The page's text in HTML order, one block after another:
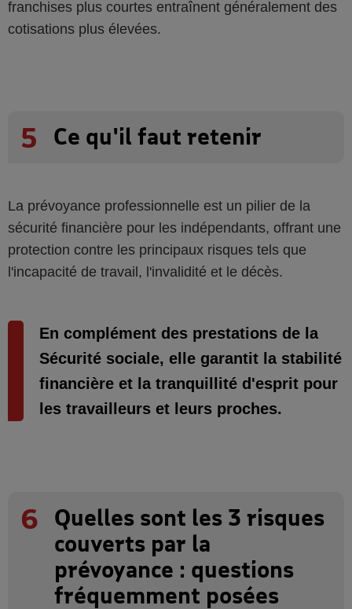
franchises plus courtes entraînent généralement des
cotisations plus élevées.
5 Ce qu'il faut retenir
La prévoyance professionnelle est un pilier de la
sécurité financière pour les indépendants, offrant une
protection contre les principaux risques tels que
l'incapacité de travail, l'invalidité et le décès.
En complément des prestations de la
Sécurité sociale, elle garantit la stabilité
financière et la tranquillité d'esprit pour
les travailleurs et leurs proches.
6
Quelles sont les 3 risques
couverts par la
prévoyance : questions
fréquemment posées